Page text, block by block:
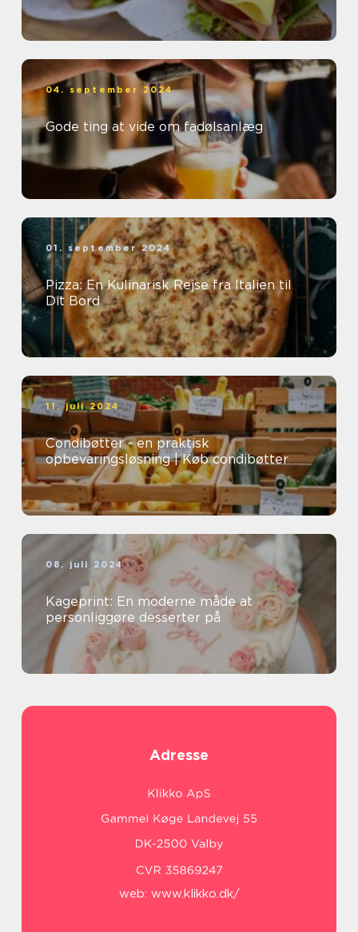
04. september 2024
Gode ting at vide om fadølsanlæg
01. september 2024
Pizza: En Kulinarisk Rejse fra Italien til
Dit Bord
11. juli 2024
Condibøtter - en praktisk
opbevaringsløsning | Køb condibøtter
08. juli 2024
Kageprint: En moderne måde at
personliggøre desserter på
Adresse
web: www.klikko.dk/